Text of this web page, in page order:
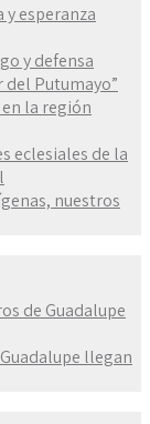
y esperanza
y defensa
del Putumayo”
la región
eclesiales de la
nuestros
de Guadalupe
llegan